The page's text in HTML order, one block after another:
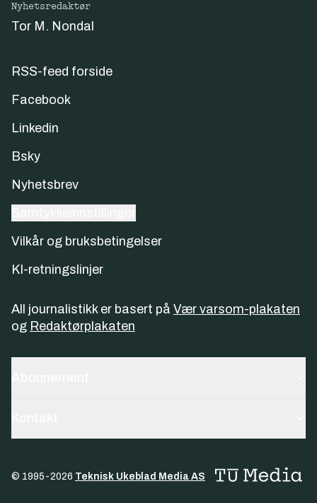
Nyhetsredaktør
Tor M. Nondal
RSS-feed forside
Facebook
Linkedin
Bsky
Nyhetsbrev
Vilkår og bruksbetingelser
KI-retningslinjer
All journalistikk er basert på Vær varsom-plakaten
og Redaktørplakaten
© 1995-2026 Teknisk Ukeblad Media AS